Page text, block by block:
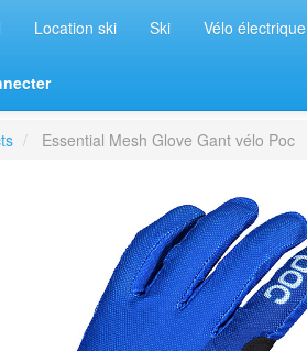
Location ski Ski Vélo électrique
Essential Mesh Glove Gant vélo Poc